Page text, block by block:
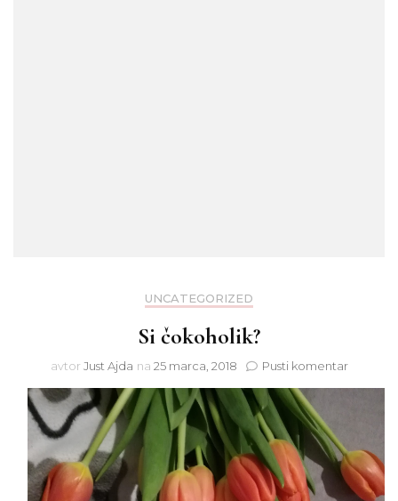
UNCATEGORIZED
Si čokoholik?
avtor Just Ajda na 25 marca, 2018 Pusti komentarna